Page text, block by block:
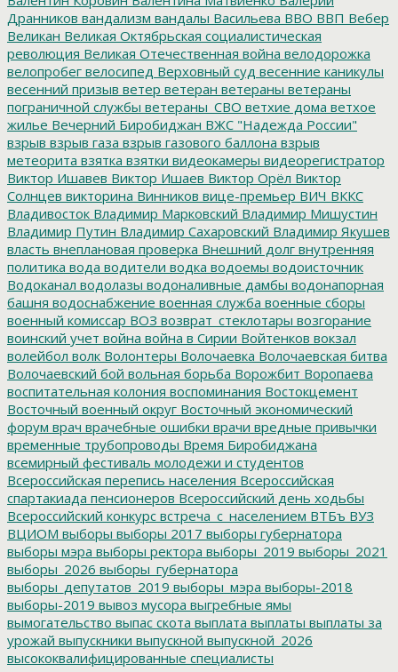
Дранников вандализм вандалы Васильева ВВО ВВП Вебер
Великан Великая Октябрьская социалистическая
революция Великая Отечественная война велодорожка
велопробег велосипед Верховный суд весенние каникулы
весенний призыв ветер ветеран ветераны ветераны
пограничной службы ветераны_СВО ветхие дома ветхое
жилье Вечерний Биробиджан ВЖС "Надежда России"
взрыв взрыв газа взрыв газового баллона взрыв
метеорита взятка взятки видеокамеры видеорегистратор
Виктор Ишавев Виктор Ишаев Виктор Орёл Виктор
Солнцев викторина Винников вице-премьер ВИЧ ВККС
Владивосток Владимир Марковский Владимир Мишустин
Владимир Путин Владимир Сахаровский Владимир Якушев
власть внеплановая проверка Внешний долг внутренняя
политика вода водители водка водоемы водоисточник
Водоканал водолазы водоналивные дамбы водонапорная
башня водоснабжение военная служба военные сборы
военный комиссар ВОЗ возврат_стеклотары возгорание
воинский учет война война в Сирии Войтенков вокзал
волейбол волк Волонтеры Волочаевка Волочаевская битва
Волочаевский бой вольная борьба Ворожбит Воропаева
воспитательная колония воспоминания Востокцемент
Восточный военный округ Восточный экономический
форум врач врачебные ошибки врачи вредные привычки
временные трубопроводы Время Биробиджана
всемирный фестиваль молодежи и студентов
Всероссийская перепись населения Всероссийская
спартакиада пенсионеров Всероссийский день ходьбы
Всероссийский конкурс встреча_с_населением ВТБъ ВУЗ
ВЦИОМ выборы выборы 2017 выборы губернатора
выборы мэра выборы ректора выборы_2019 выборы_2021
выборы_2026 выборы_губернатора
выборы_депутатов_2019 выборы_мэра выборы-2018
выборы-2019 вывоз мусора выгребные ямы
вымогательство выпас скота выплата выплаты выплаты за
урожай выпускники выпускной выпускной_2026
высококвалифицированные специалисты